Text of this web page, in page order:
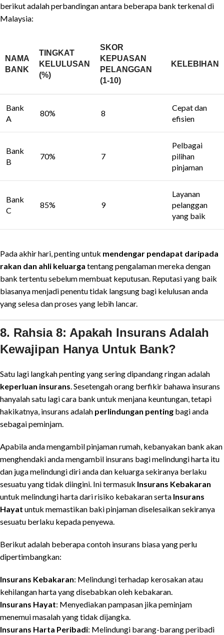
berikut adalah perbandingan antara beberapa bank terkenal di
Malaysia:
NAMA
BANK
TINGKAT
KELULUSAN
(%)
SKOR
KEPUASAN
PELANGGAN
(1-10)
KELEBIHAN
Bank
A
80% 8
Cepat dan
efisien
Bank
B
70% 7
Pelbagai
pilihan
pinjaman
Bank
C
85% 9
Layanan
pelanggan
yang baik
Pada akhir hari, penting untuk mendengar pendapat daripada
rakan dan ahli keluarga tentang pengalaman mereka dengan
bank tertentu sebelum membuat keputusan. Reputasi yang baik
biasanya menjadi penentu tidak langsung bagi kelulusan anda
yang selesa dan proses yang lebih lancar.
8. Rahsia 8: Apakah Insurans Adalah
Kewajipan Hanya Untuk Bank?
Satu lagi langkah penting yang sering dipandang ringan adalah
keperluan insurans . Sesetengah orang berfikir bahawa insurans
hanyalah satu lagi cara bank untuk menjana keuntungan, tetapi
hakikatnya, insurans adalah perlindungan penting bagi anda
sebagai peminjam.
Apabila anda mengambil pinjaman rumah, kebanyakan bank akan
menghendaki anda mengambil insurans bagi melindungi harta itu
dan juga melindungi diri anda dan keluarga sekiranya berlaku
sesuatu yang tidak diingini. Ini termasuk Insurans Kebakaran
untuk melindungi harta dari risiko kebakaran serta Insurans
Hayat untuk memastikan baki pinjaman diselesaikan sekiranya
sesuatu berlaku kepada penyewa.
Berikut adalah beberapa contoh insurans biasa yang perlu
dipertimbangkan:
Insurans Kebakaran: Melindungi terhadap kerosakan atau
kehilangan harta yang disebabkan oleh kebakaran.
Insurans Hayat: Menyediakan pampasan jika peminjam
menemui masalah yang tidak dijangka.
Insurans Harta Peribadi: Melindungi barang-barang peribadi